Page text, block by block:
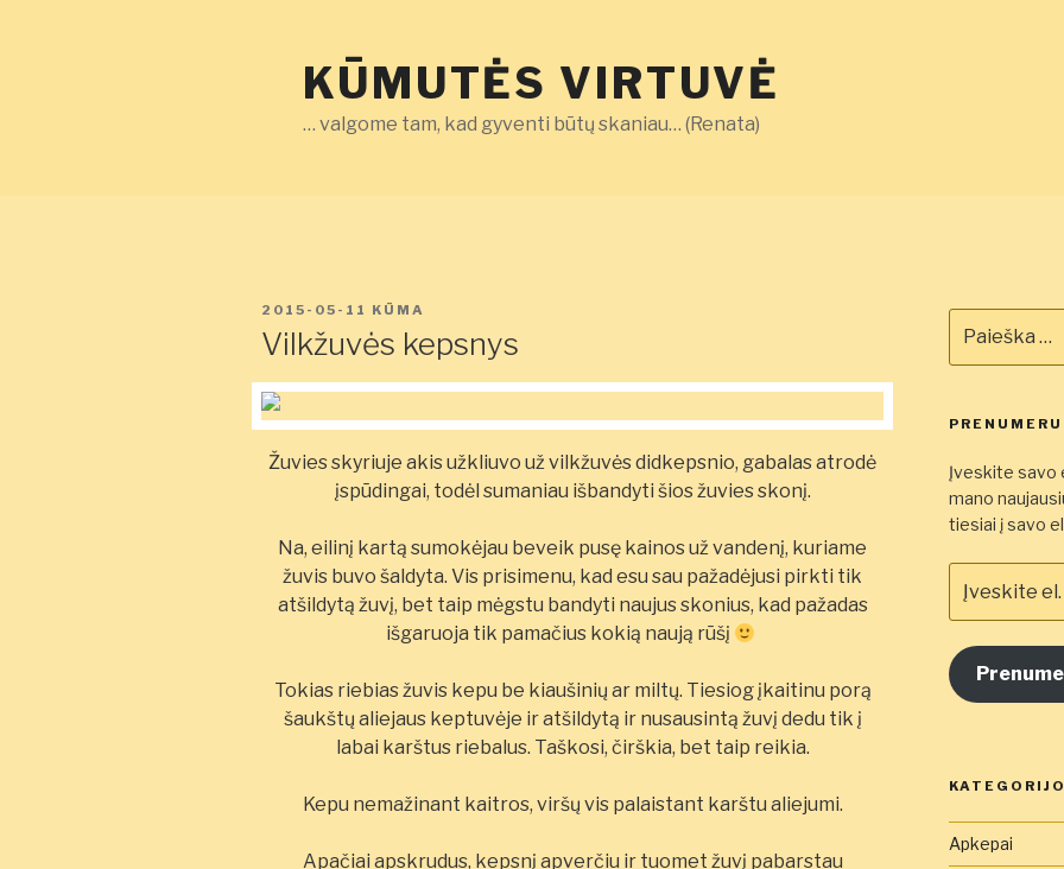
KŪMUTĖS VIRTUVĖ
… valgome tam, kad gyventi būtų skaniau… (Renata)
PASKELBTA
2015-05-11 KŪMA
Vilkžuvės kepsnys
Žuvies skyriuje akis užkliuvo už vilkžuvės didkepsnio, gabalas atrodė
įspūdingai, todėl sumaniau išbandyti šios žuvies skonį.
Na, eilinį kartą sumokėjau beveik pusę kainos už vandenį, kuriame
žuvis buvo šaldyta. Vis prisimenu, kad esu sau pažadėjusi pirkti tik
atšildytą žuvį, bet taip mėgstu bandyti naujus skonius, kad pažadas
išgaruoja tik pamačius kokią naują rūšį
Tokias riebias žuvis kepu be kiaušinių ar miltų. Tiesiog įkaitinu porą
šaukštų aliejaus keptuvėje ir atšildytą ir nusausintą žuvį dedu tik į
labai karštus riebalus. Taškosi, čirškia, bet taip reikia.
Kepu nemažinant kaitros, viršų vis palaistant karštu aliejumi.
Apačiai apskrudus, kepsnį apverčiu ir tuomet žuvį pabarstau
Įveskite savo
mano
tiesiai į savo
el.
pašto
adresą
čia
Apkepai